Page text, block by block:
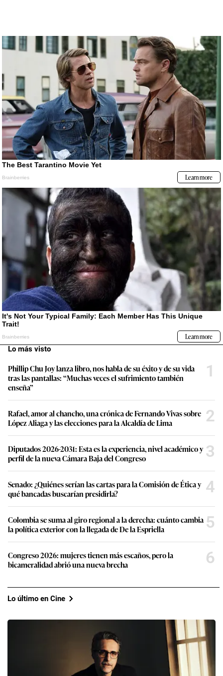
Lo más visto
Phillip Chu Joy lanza libro, nos habla de su éxito y de su vida
tras las pantallas: “Muchas veces el sufrimiento también
enseña”
1
Rafael, amor al chancho, una crónica de Fernando Vivas sobre
López Aliaga y las elecciones para la Alcaldía de Lima
2
Diputados 2026-2031: Esta es la experiencia, nivel académico y
perfil de la nueva Cámara Baja del Congreso
3
Senado: ¿Quiénes serían las cartas para la Comisión de Ética y
qué bancadas buscarían presidirla?
4
Colombia se suma al giro regional a la derecha: cuánto cambia
la política exterior con la llegada de De la Espriella
5
Congreso 2026: mujeres tienen más escaños, pero la
bicameralidad abrió una nueva brecha
6
Lo último en Cine